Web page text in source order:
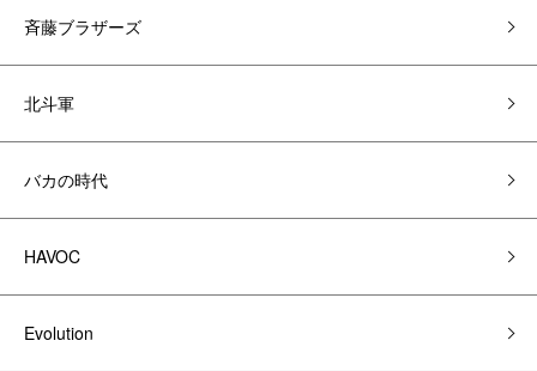
斉藤ブラザーズ
北斗軍
バカの時代
HAVOC
Evolution